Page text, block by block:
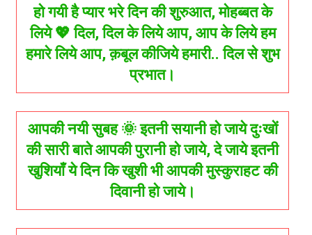
हो गयी है प्यार भरे दिन की शुरुआत, मोहब्बत के
लिये 💖 दिल, दिल के लिये आप, आप के लिये हम
हमारे लिये आप, क़बूल कीजिये हमारी.. दिल से शुभ
प्रभात।
आपकी नयी सुबह 🌞 इतनी सयानी हो जाये दुःखों
की सारी बाते आपकी पुरानी हो जाये, दे जाये इतनी
खुशियाँ ये दिन कि खुशी भी आपकी मुस्कुराहट की
दिवानी हो जाये।